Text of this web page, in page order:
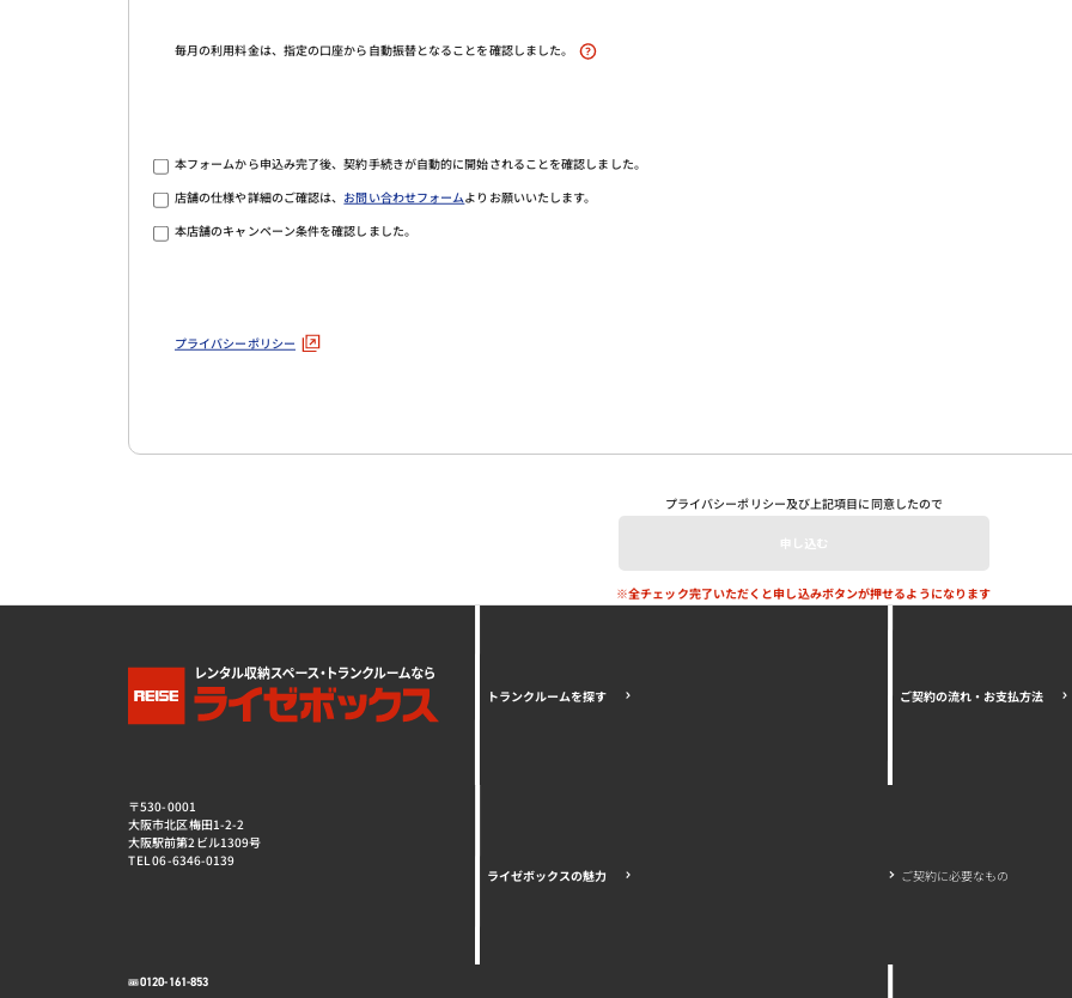
毎月の利用料金は、指定の口座から自動振替となることを確認しました。
本フォームから申込み完了後、契約手続きが自動的に開始されることを確認しました。
店舗の仕様や詳細のご確認は、 お問い合わせフォームよりお願いいたします。
本店舗のキャンペーン条件を確認しました。
プライバシーポリシー
プライバシーポリシー及び上記項目に同意したので
※全チェック完了いただくと申し込みボタンが押せるようになります
〒530-0001
大阪市北区梅田1-2-2
大阪駅前第2ビル1309号
TEL 06-6346-0139
0120-161-853
トランクルームを探す
ライゼボックスの魅力
ご契約の流れ・お支払方法
ご契約に必要なもの